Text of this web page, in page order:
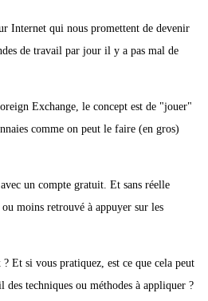
Internet qui nous promettent de devenir
de travail par jour il y a pas mal de
Exchange, le concept est de "jouer"
comme on peut le faire (en gros)
un compte gratuit. Et sans réelle
moins retrouvé à appuyer sur les
Et si vous pratiquez, est ce que cela peut
techniques ou méthodes à appliquer ?